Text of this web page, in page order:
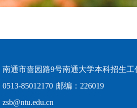
南通市啬园路9号南通大学本科招生工
85012170 邮编：226019